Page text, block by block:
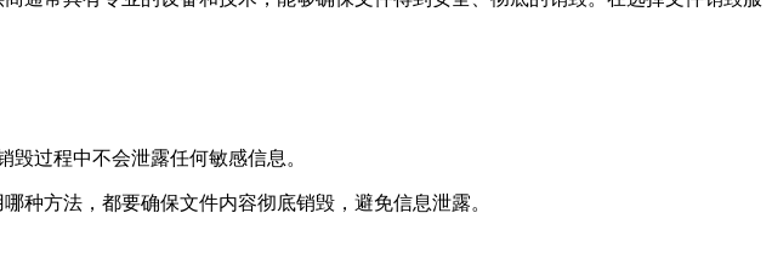
过程中不会泄露任何敏感信息。
种方法，都要确保文件内容彻底销毁，避免信息泄露。